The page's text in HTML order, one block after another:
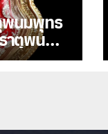
พนมพุทธ
ศรษฐี